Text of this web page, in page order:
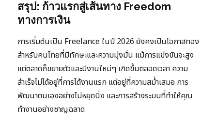
สรุป: ก้าวแรกสู่เส้นทาง Freedom
ทางการเงิน
การเริ่มต้นเป็น Freelance ในปี 2026 ยังคงเป็นโอกาสทอง
สำหรับคนไทยที่มีทักษะและความมุ่งมั่น แม้การแข่งขันจะสูง
แต่ตลาดก็ขยายตัวและมีงานใหม่ๆ เกิดขึ้นตลอดเวลา ความ
สำเร็จไม่ได้อยู่ที่การได้งานแรก แต่อยู่ที่ความสม่ำเสมอ การ
พัฒนาตนเองอย่างไม่หยุดนิ่ง และการสร้างระบบที่ทำให้คุณ
ทำงานอย่างชาญฉลาด